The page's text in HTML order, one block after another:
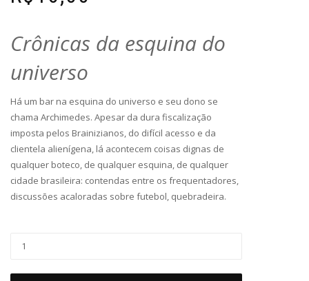
Crônicas da esquina do
universo
Há um bar na esquina do universo e seu dono se
chama Archimedes. Apesar da dura fiscalização
imposta pelos Brainizianos, do difícil acesso e da
clientela alienígena, lá acontecem coisas dignas de
qualquer boteco, de qualquer esquina, de qualquer
cidade brasileira: contendas entre os frequentadores,
discussões acaloradas sobre futebol, quebradeira.